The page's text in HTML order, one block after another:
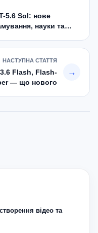
5.6 Sol: нове
науки та
НАСТУПНА СТАТТЯ
Flash, Flash-
— що нового
→
відео та